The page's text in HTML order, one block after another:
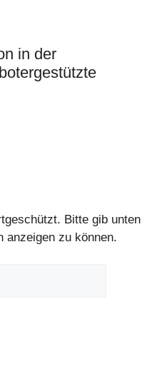
in der
Bitte gib unten
anzeigen zu können.